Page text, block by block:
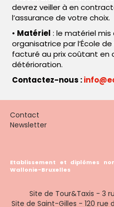
devrez veiller à en
l’assurance de votre choix.
• Matériel : le matériel
organisatrice par l’École
facturé au prix coûtant en
détérioration.
Contactez-nous :
Contact
Newsletter
Etablissement et diplômes
Wallonie-Bruxelles
Site de Tour&Taxis - 3
Site de Saint-Gilles - 120 rue